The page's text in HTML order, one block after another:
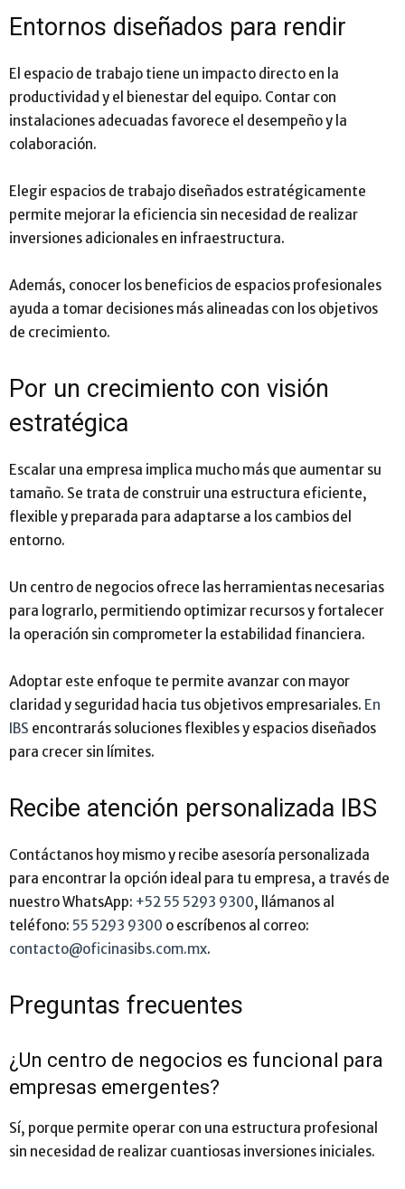
Entornos diseñados para rendir
El espacio de trabajo tiene un impacto directo en la
productividad y el bienestar del equipo. Contar con
instalaciones adecuadas favorece el desempeño y la
colaboración.
Elegir espacios de trabajo diseñados estratégicamente
permite mejorar la eficiencia sin necesidad de realizar
inversiones adicionales en infraestructura.
Además, conocer los beneficios de espacios profesionales
ayuda a tomar decisiones más alineadas con los objetivos
de crecimiento.
Por un crecimiento con visión
estratégica
Escalar una empresa implica mucho más que aumentar su
tamaño. Se trata de construir una estructura eficiente,
flexible y preparada para adaptarse a los cambios del
entorno.
Un centro de negocios ofrece las herramientas necesarias
para lograrlo, permitiendo optimizar recursos y fortalecer
la operación sin comprometer la estabilidad financiera.
Adoptar este enfoque te permite avanzar con mayor
claridad y seguridad hacia tus objetivos empresariales. En
IBS encontrarás soluciones flexibles y espacios diseñados
para crecer sin límites.
Recibe atención personalizada IBS
Contáctanos hoy mismo y recibe asesoría personalizada
para encontrar la opción ideal para tu empresa, a través de
nuestro WhatsApp: +52 55 5293 9300, llámanos al
teléfono: 55 5293 9300 o escríbenos al correo:
contacto@oficinasibs.com.mx.
Preguntas frecuentes
¿Un centro de negocios es funcional para
empresas emergentes?
Sí, porque permite operar con una estructura profesional
sin necesidad de realizar cuantiosas inversiones iniciales.